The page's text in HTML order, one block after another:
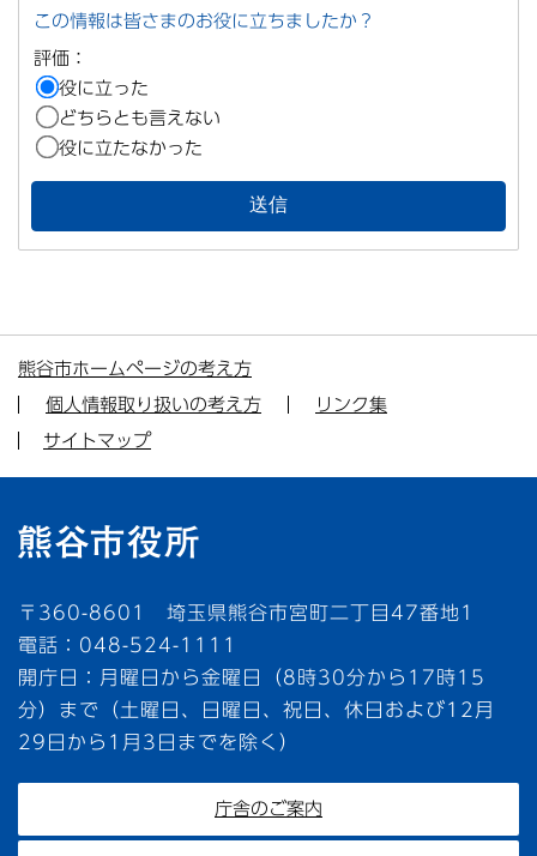
この情報は皆さまのお役に立ちましたか？
評価：
役に立った
どちらとも言えない
役に立たなかった
熊谷市ホームページの考え方
個人情報取り扱いの考え方
リンク集
サイトマップ
〒360-8601 埼玉県熊谷市宮町二丁目47番地1
電話：048-524-1111
開庁日：月曜日から金曜日（8時30分から17時15
分）まで（土曜日、日曜日、祝日、休日および12月
29日から1月3日までを除く）
庁舎のご案内